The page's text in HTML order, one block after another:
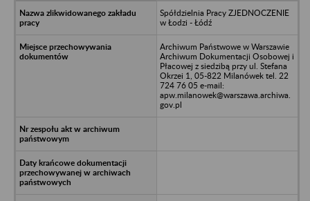
Spółdzielnia Pracy ZJEDNOCZENIE
w Łodzi - Łódź
Archiwum Państwowe w Warszawie
Archiwum Dokumentacji Osobowej i
Płacowej z siedzibą przy ul. Stefana
Okrzei 1, 05-822 Milanówek tel. 22
724 76 05 e-mail:
apw.milanowek@warszawa.archiwa.
gov.pl